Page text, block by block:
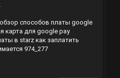
обзор способов платы google
карта для google pay
в starz как заплатить
974_277